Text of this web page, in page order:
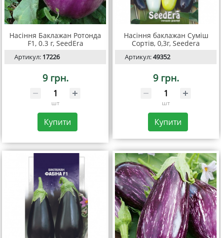
Насіння Баклажан Ротонда
F1, 0.3 г, SeedEra
Артикул: 17226
9 грн.
шт
Купити
Насіння баклажан Суміш
Сортів, 0,3г, Seedera
Артикул:49352
9 грн.
шт
Купити